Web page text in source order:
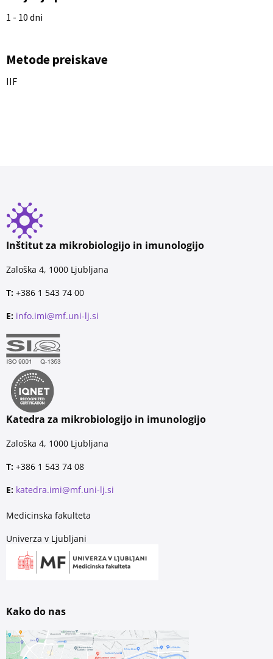
1 - 10 dni
Metode preiskave
IIF
Inštitut za mikrobiologijo in imunologijo
Zaloška 4, 1000 Ljubljana
T: +386 1 543 74 00
E: info.imi@mf.uni-lj.si
Katedra za mikrobiologijo in imunologijo
Zaloška 4, 1000 Ljubljana
T: +386 1 543 74 08
E: katedra.imi@mf.uni-lj.si
Medicinska fakulteta
Univerza v Ljubljani
Kako do nas